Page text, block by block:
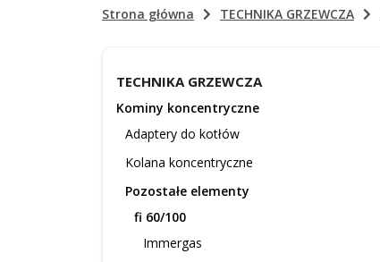
Strona główna TECHNIKA GRZEWCZA
TECHNIKA GRZEWCZA
Kominy koncentryczne
Adaptery do kotłów
Kolana koncentryczne
Pozostałe elementy
fi 60/100
Immergas